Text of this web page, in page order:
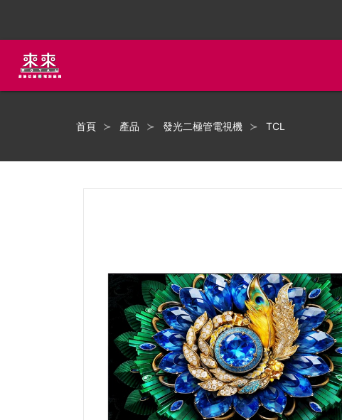
首頁 產品 發光二極管電視機 TCL